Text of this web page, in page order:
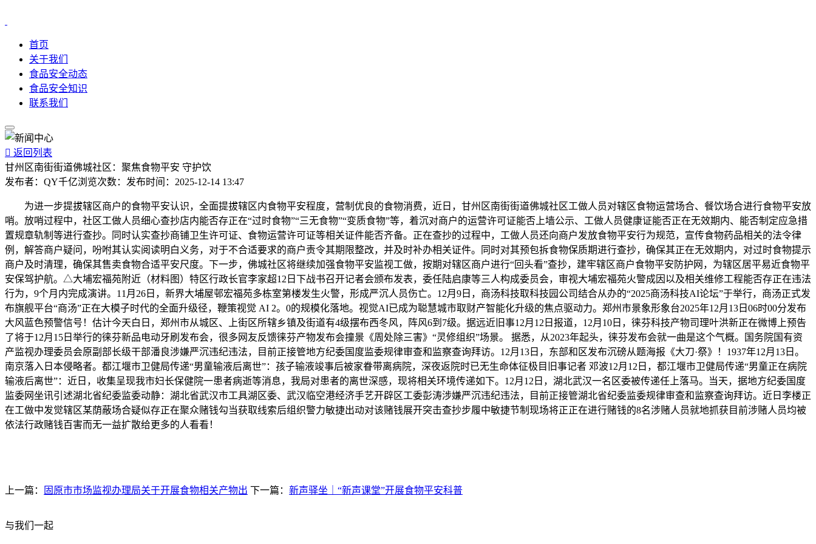
首页
关于我们
食品安全动态
食品安全知识
联系我们
 返回列表
甘州区南街街道佛城社区：聚焦食物平安 守护饮
发布者： QY千亿浏览次数： 发布时间： 2025-12-14 13:47
为进一步提拔辖区商户的食物平安认识，全面提拔辖区内食物平安程度，营制优良的食物消费，近日，甘州区南街街道佛城社区工做人员对辖区食物运营场合、餐饮场合进行食物平安放
哨。放哨过程中，社区工做人员细心查抄店内能否存正在“过时食物”“三无食物”“变质食物”等，着沉对商户的运营许可证能否上墙公示、工做人员健康证能否正在无效期内、能否制定应急措
置规章轨制等进行查抄。同时认实查抄商铺卫生许可证、食物运营许可证等相关证件能否齐备。正在查抄的过程中，工做人员还向商户发放食物平安行为规范，宣传食物药品相关的法令律
例，解答商户疑问，吩咐其认实阅读明白义务，对于不合适要求的商户责令其期限整改，并及时补办相关证件。同时对其预包拆食物保质期进行查抄，确保其正在无效期内，对过时食物提示
商户及时清理，确保其售卖食物合适平安尺度。下一步，佛城社区将继续加强食物平安监视工做，按期对辖区商户进行“回头看”查抄，建牢辖区商户食物平安防护网，为辖区居平易近食物平
安保驾护航。△大埔宏福苑附近（材料图）特区行政长官李家超12日下战书召开记者会颁布发表，委任陆启康等三人构成委员会，审视大埔宏福苑火警成因以及相关维修工程能否存正在违法
行为，9个月内完成演讲。11月26日，新界大埔屋邨宏福苑多栋室第楼发生火警，形成严沉人员伤亡。12月9日，商汤科技取科技园公司结合从办的“2025商汤科技AI论坛”于举行，商汤正式发
布旗舰平台“商汤”正在大模子时代的全面升级径，鞭策视觉 AI 2。0的规模化落地。视觉AI已成为聪慧城市取财产智能化升级的焦点驱动力。郑州市景象形象台2025年12月13日06时00分发布
大风蓝色预警信号！估计今天白日，郑州市从城区、上街区所辖乡镇及街道有4级摆布西冬风，阵风6到7级。据远近旧事12月12日报道，12月10日，徕芬科技产物司理叶洪新正在微博上预告
了将于12月15日举行的徕芬新品电动牙刷发布会，很多网友反馈徕芬产物发布会撞景《周处除三害》“灵修组织”场景。 据悉，从2023年起头，徕芬发布会就一曲是这个气概。国务院国有资
产监视办理委员会原副部长级干部潘良涉嫌严沉违纪违法，目前正接管地方纪委国度监委规律审查和监察查询拜访。12月13日，东部和区发布沉磅从题海报《大刀·祭》！1937年12月13日。
南京落入日本侵略者。都江堰市卫健局传递“男童输液后离世”：孩子输液竣事后被家眷带离病院，深夜返院时已无生命体征极目旧事记者 邓波12月12日，都江堰市卫健局传递“男童正在病院
输液后离世”：近日，收集呈现我市妇长保健院一患者病逝等消息，我局对患者的离世深感，现将相关环境传递如下。12月12日，湖北武汉一名区委被传递任上落马。当天，据地方纪委国度
监委网坐讯引述湖北省纪委监委动静：湖北省武汉市工具湖区委、武汉临空港经济手艺开辟区工委彭涛涉嫌严沉违纪违法，目前正接管湖北省纪委监委规律审查和监察查询拜访。近日李楼正
在工做中发觉辖区某荫蔽场合疑似存正在聚众赌钱勾当获取线索后组织警力敏捷出动对该赌钱展开突击查抄步履中敏捷节制现场将正正在进行赌钱的8名涉赌人员就地抓获目前涉赌人员均被
依法行政赌钱百害而无一益扩散给更多的人看看！
上一篇： 固原市市场监视办理局关于开展食物相关产物出 下一篇： 新声驿坐｜“新声课堂”开展食物平安科普
与我们一起